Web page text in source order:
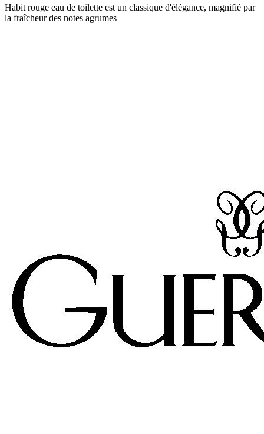
Habit rouge eau de toilette est un classique d'élégance, magnifié par
la fraîcheur des notes agrumes